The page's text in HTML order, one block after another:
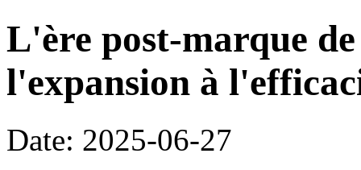
L'ère post-marque
l'expansion à
Date: 2025-06-27